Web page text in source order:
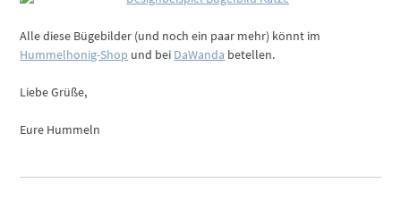
Alle diese Bügebilder (und noch ein paar mehr) könnt im
Hummelhonig-Shop und bei DaWanda betellen.
Liebe Grüße,
Eure Hummeln